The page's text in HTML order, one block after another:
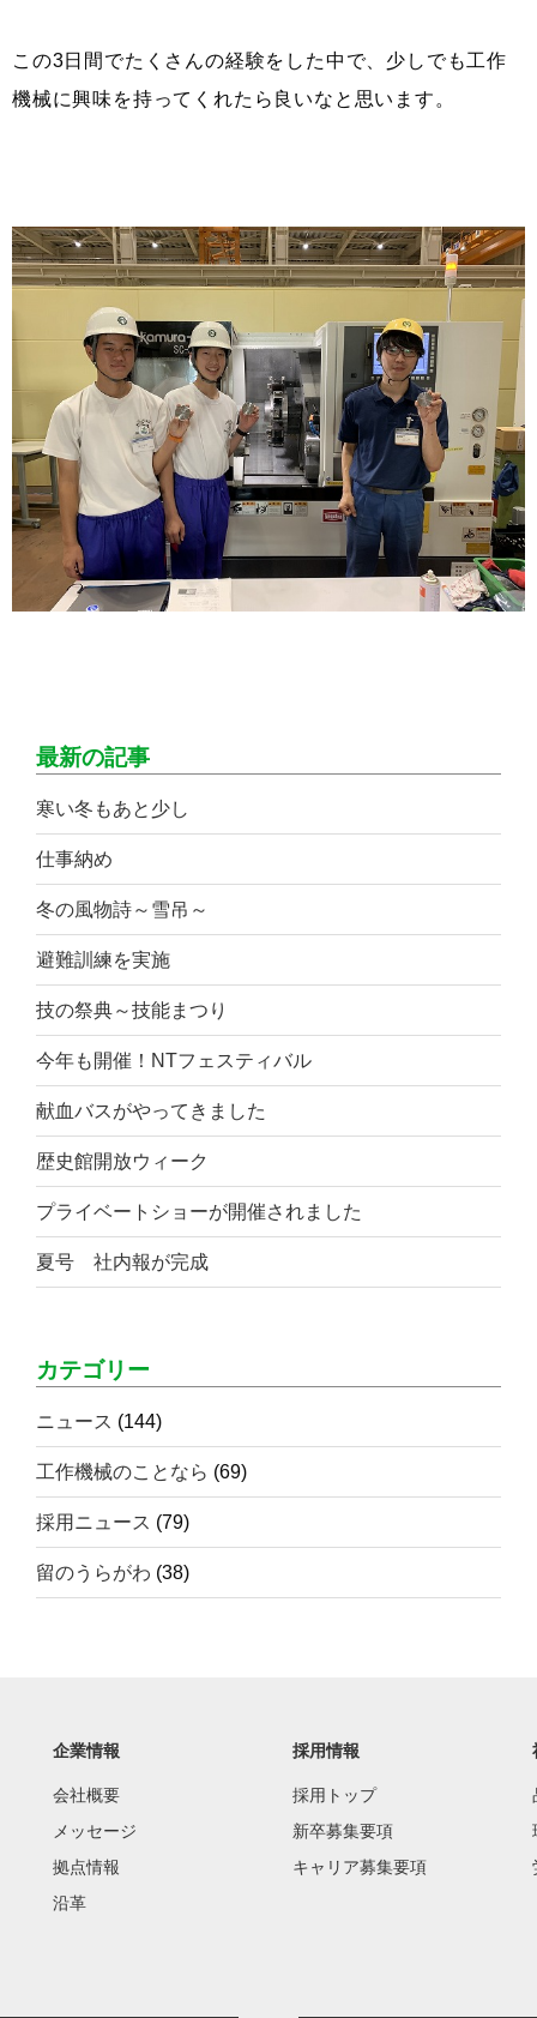
この3日間でたくさんの経験をした中で、少しでも工作
機械に興味を持ってくれたら良いなと思います。
最新の記事
寒い冬もあと少し
仕事納め
冬の風物詩～雪吊～
避難訓練を実施
技の祭典～技能まつり
今年も開催！NTフェスティバル
献血バスがやってきました
歴史館開放ウィーク
プライベートショーが開催されました
夏号 社内報が完成
カテゴリー
ニュース (144)
工作機械のことなら (69)
採用ニュース (79)
留のうらがわ (38)
企業情報
会社概要
メッセージ
拠点情報
沿革
採用情報
採用トップ
新卒募集要項
キャリア募集要項